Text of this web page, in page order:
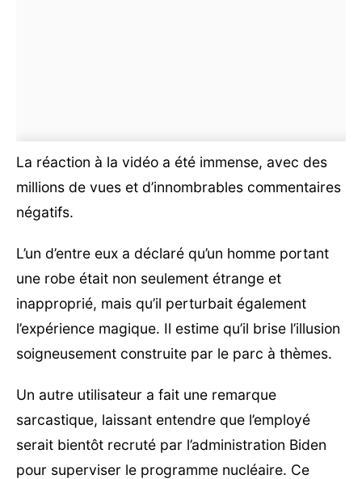
La réaction à la vidéo a été immense, avec des
millions de vues et d’innombrables commentaires
négatifs.
L’un d’entre eux a déclaré qu’un homme portant
une robe était non seulement étrange et
inapproprié, mais qu’il perturbait également
l’expérience magique. Il estime qu’il brise l’illusion
soigneusement construite par le parc à thèmes.
Un autre utilisateur a fait une remarque
sarcastique, laissant entendre que l’employé
serait bientôt recruté par l’administration Biden
pour superviser le programme nucléaire. Ce